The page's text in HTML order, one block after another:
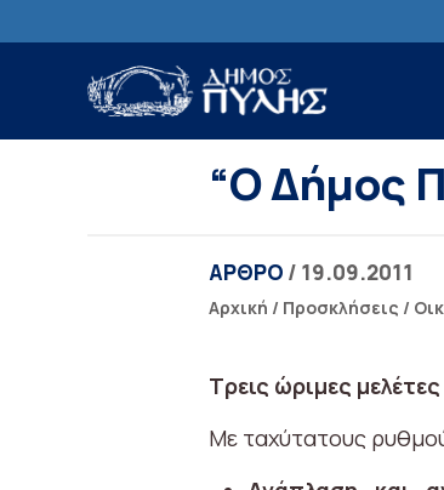
“Ο Δήμος
ΑΡΘΡΟ / 19.09.2011
Αρχική / Προσκλήσεις /
Τρεις ώριμες
Με ταχύτατους